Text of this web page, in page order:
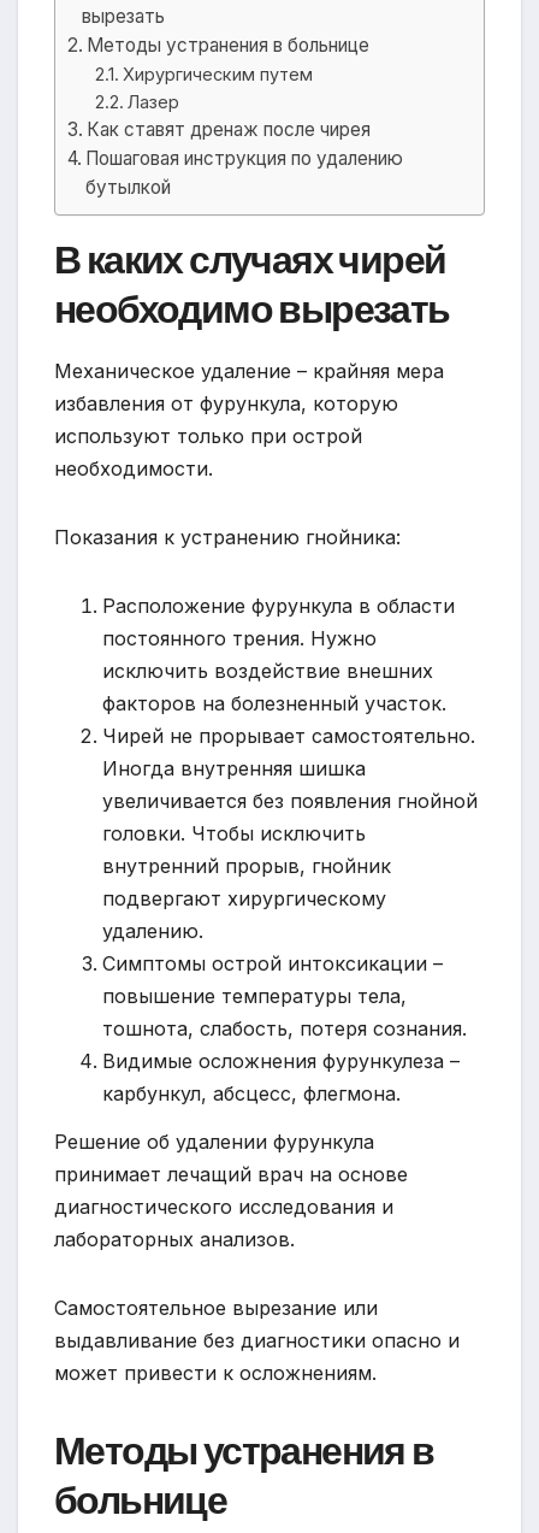
вырезать
Методы устранения в больнице
Хирургическим путем
Лазер
Как ставят дренаж после чирея
Пошаговая инструкция по удалению
бутылкой
В каких случаях чирей
необходимо вырезать
Механическое удаление – крайняя мера
избавления от фурункула, которую
используют только при острой
необходимости.
Показания к устранению гнойника:
Расположение фурункула в области
постоянного трения. Нужно
исключить воздействие внешних
факторов на болезненный участок.
Чирей не прорывает самостоятельно.
Иногда внутренняя шишка
увеличивается без появления гнойной
головки. Чтобы исключить
внутренний прорыв, гнойник
подвергают хирургическому
удалению.
Симптомы острой интоксикации –
повышение температуры тела,
тошнота, слабость, потеря сознания.
Видимые осложнения фурункулеза –
карбункул, абсцесс, флегмона.
Решение об удалении фурункула
принимает лечащий врач на основе
диагностического исследования и
лабораторных анализов.
Самостоятельное вырезание или
выдавливание без диагностики опасно и
может привести к осложнениям.
Методы устранения в
больнице